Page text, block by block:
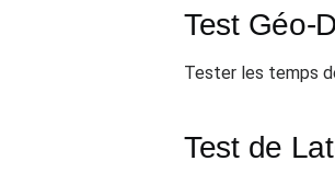
Test Géo-
Tester les temps
Test de